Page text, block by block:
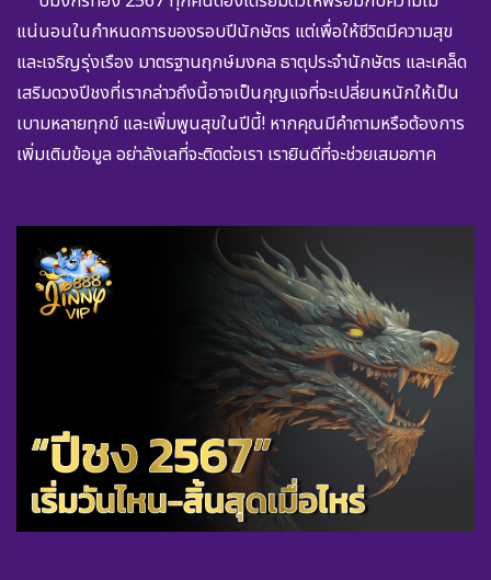
แน่นอนในกำหนดการของรอบปีนักษัตร แต่เพื่อให้ชีวิตมีความสุข
และเจริญรุ่งเรือง มาตรฐานฤกษ์มงคล ธาตุประจำนักษัตร และเคล็ด
เสริมดวงปีชงที่เรากล่าวถึงนี้อาจเป็นกุญแจที่จะเปลี่ยนหนักให้เป็น
เบามหลายทุกข์ และเพิ่มพูนสุขในปีนี้! หากคุณมีคำถามหรือต้องการ
เพิ่มเติมข้อมูล อย่าลังเลที่จะติดต่อเรา เรายินดีที่จะช่วยเสมอภาค